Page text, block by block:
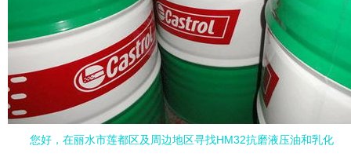
您好，在丽水市莲都区及周边地区寻找HM32抗磨液压油和乳化